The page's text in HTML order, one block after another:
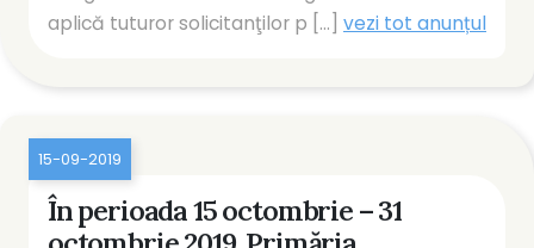
aplică tuturor solicitanţilor p [...] vezi tot anunțul
15-09-2019
În perioada 15 octombrie – 31